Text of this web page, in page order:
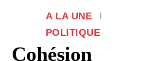
A LA UNE
POLITIQUE
Cohésion